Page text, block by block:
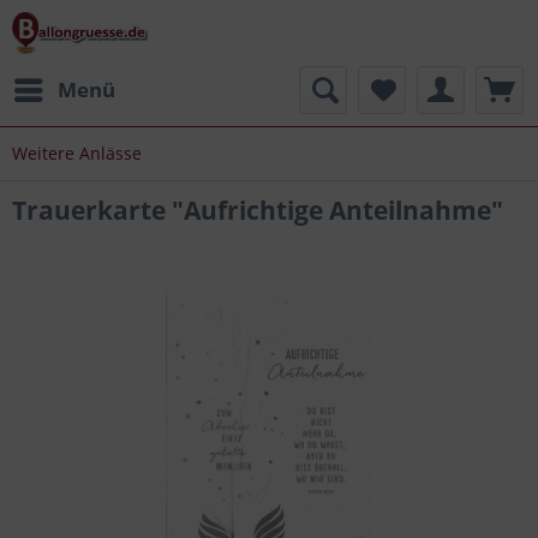
Menü
Weitere Anlässe
Trauerkarte "Aufrichtige Anteilnahme"